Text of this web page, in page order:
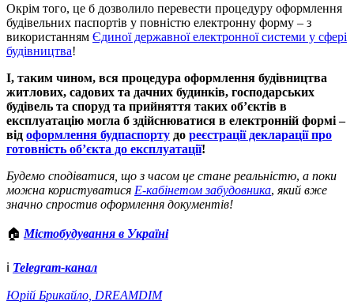
Окрім того, це б дозволило перевести процедуру оформлення
будівельних паспортів у повністю електронну форму – з
використанням Єдиної державної електронної системи у сфері
будівництва!
І, таким чином, вся процедура оформлення будівництва
житлових, садових та дачних будинків, господарських
будівель та споруд та прийняття таких об’єктів в
експлуатацію могла б здійснюватися в електронній формі –
від оформлення будпаспорту до реєстрації декларації про
готовність об’єкта до експлуатації!
Будемо сподіватися, що з часом це стане реальністю, а поки
можна користуватися Е-кабінетом забудовника, який вже
значно спростив оформлення документів!
🏠 Містобудування в Україні
ℹ️ Telegram-канал
Юрій Брикайло, DREAMDIM